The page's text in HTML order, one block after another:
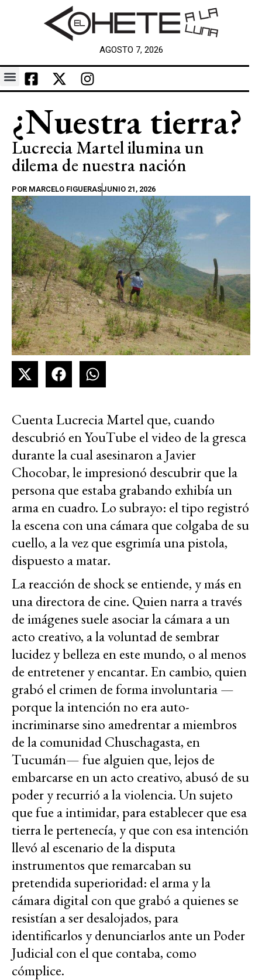
AGOSTO 7, 2026
¿Nuestra tierra?
Lucrecia Martel ilumina un
dilema de nuestra nación
POR MARCELO FIGUERASJUNIO 21, 2026
Cuenta Lucrecia Martel que, cuando
descubrió en YouTube el video de la gresca
durante la cual asesinaron a Javier
Chocobar, le impresionó descubrir que la
persona que estaba grabando exhibía un
arma en cuadro. Lo subrayo: el tipo registró
la escena con una cámara que colgaba de su
cuello, a la vez que esgrimía una pistola,
dispuesto a matar.
La reacción de shock se entiende, y más en
una directora de cine. Quien narra a través
de imágenes suele asociar la cámara a un
acto creativo, a la voluntad de sembrar
lucidez y belleza en este mundo, o al menos
de entretener y encantar. En cambio, quien
grabó el crimen de forma involuntaria —
porque la intención no era auto-
incriminarse sino amedrentar a miembros
de la comunidad Chuschagasta, en
Tucumán— fue alguien que, lejos de
embarcarse en un acto creativo, abusó de su
poder y recurrió a la violencia. Un sujeto
que fue a intimidar, para establecer que esa
tierra le pertenecía, y que con esa intención
llevó al escenario de la disputa
instrumentos que remarcaban su
pretendida superioridad: el arma y la
cámara digital con que grabó a quienes se
resistían a ser desalojados, para
identificarlos y denunciarlos ante un Poder
Judicial con el que contaba, como
cómplice.